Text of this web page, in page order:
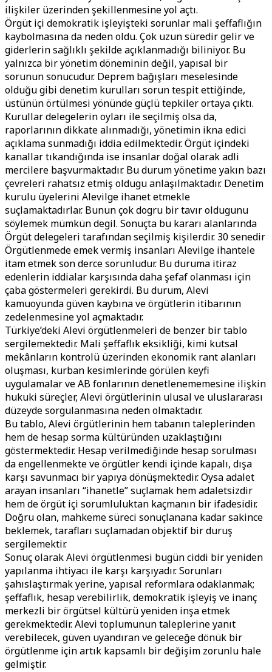
ilişkiler üzerinden şekillenmesine yol açtı.
Örgüt içi demokratik işleyişteki sorunlar mali şeffaflığın
kaybolmasına da neden oldu. Çok uzun süredir gelir ve
giderlerin sağlıklı şekilde açıklanmadığı biliniyor. Bu
yalnızca bir yönetim döneminin değil, yapısal bir
sorunun sonucudur. Deprem bağışları meselesinde
olduğu gibi denetim kurulları sorun tespit ettiğinde,
üstünün örtülmesi yönünde güçlü tepkiler ortaya çıktı.
Kurullar delegelerin oyları ile seçilmiş olsa da,
raporlarının dikkate alınmadığı, yönetimin ikna edici
açıklama sunmadığı iddia edilmektedir. Örgüt içindeki
kanallar tıkandığında ise insanlar doğal olarak adli
mercilere başvurmaktadır. Bu durum yönetime yakın bazı
çevreleri rahatsız etmiş oldugu anlaşılmaktadır. Denetim
kurulu üyelerini Alevilge ihanet etmekle
suçlamaktadırlar. Bunun çok dogru bir tavır oldugunu
söylemek mümkün degil. Sonuçta bu kararı alanlarında
Örgüt delegeleri tarafından seçilmiş kişilerdir. 30 senedir
Örgütlenmede emek vermiş insanları Alevilge ihantele
itam etmek son derce sorunludur. Bu duruma itiraz
edenlerin iddialar karşısında daha şefaf olanması için
çaba göstermeleri gerekirdi. Bu durum, Alevi
kamuoyunda güven kaybına ve örgütlerin itibarının
zedelenmesine yol açmaktadır.
Türkiye’deki Alevi örgütlenmeleri de benzer bir tablo
sergilemektedir. Mali şeffaflık eksikliği, kimi kutsal
mekânların kontrolü üzerinden ekonomik rant alanları
oluşması, kurban kesimlerinde görülen keyfi
uygulamalar ve AB fonlarının denetlenememesine ilişkin
hukuki süreçler, Alevi örgütlerinin ulusal ve uluslararası
düzeyde sorgulanmasına neden olmaktadır.
Bu tablo, Alevi örgütlerinin hem tabanın taleplerinden
hem de hesap sorma kültüründen uzaklaştığını
göstermektedir. Hesap verilmediğinde hesap sorulması
da engellenmekte ve örgütler kendi içinde kapalı, dışa
karşı savunmacı bir yapıya dönüşmektedir. Oysa adalet
arayan insanları “ihanetle” suçlamak hem adaletsizdir
hem de örgüt içi sorumluluktan kaçmanın bir ifadesidir.
Doğru olan, mahkeme süreci sonuçlanana kadar sakince
beklemek, tarafları suçlamadan objektif bir duruş
sergilemektir.
Sonuç olarak Alevi örgütlenmesi bugün ciddi bir yeniden
yapılanma ihtiyacı ile karşı karşıyadır. Sorunları
şahıslaştırmak yerine, yapısal reformlara odaklanmak;
şeffaflık, hesap verebilirlik, demokratik işleyiş ve inanç
merkezli bir örgütsel kültürü yeniden inşa etmek
gerekmektedir. Alevi toplumunun taleplerine yanıt
verebilecek, güven uyandıran ve geleceğe dönük bir
örgütlenme için artık kapsamlı bir değişim zorunlu hale
gelmiştir.